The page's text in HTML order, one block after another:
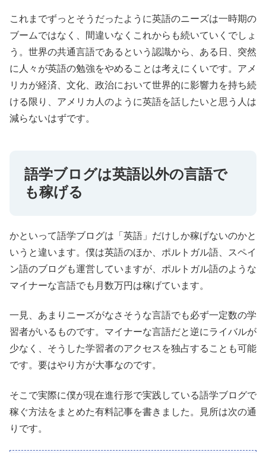
これまでずっとそうだったように英語のニーズは一時期の
ブームではなく、間違いなくこれからも続いていくでしょ
う。世界の共通言語であるという認識から、ある日、突然
に人々が英語の勉強をやめることは考えにくいです。アメ
リカが経済、文化、政治において世界的に影響力を持ち続
ける限り、アメリカ人のように英語を話したいと思う人は
減らないはずです。
語学ブログは英語以外の言語で
も稼げる
かといって語学ブログは「英語」だけしか稼げないのかと
いうと違います。僕は英語のほか、ポルトガル語、スペイ
ン語のブログも運営していますが、ポルトガル語のような
マイナーな言語でも月数万円は稼げています。
一見、あまりニーズがなさそうな言語でも必ず一定数の学
習者がいるものです。マイナーな言語だと逆にライバルが
少なく、そうした学習者のアクセスを独占することも可能
です。要はやり方が大事なのです。
そこで実際に僕が現在進行形で実践している語学ブログで
稼ぐ方法をまとめた有料記事を書きました。見所は次の通
りです。